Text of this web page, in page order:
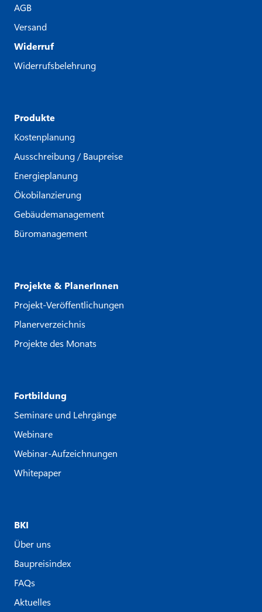
AGB
Versand
Widerruf
Widerrufsbelehrung
Produkte
Kostenplanung
Ausschreibung / Baupreise
Energieplanung
Ökobilanzierung
Gebäudemanagement
Büromanagement
Projekte & PlanerInnen
Projekt-Veröffentlichungen
Planerverzeichnis
Projekte des Monats
Fortbildung
Seminare und Lehrgänge
Webinare
Webinar-Aufzeichnungen
Whitepaper
BKI
Über uns
Baupreisindex
FAQs
Aktuelles